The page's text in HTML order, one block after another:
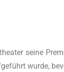
sei­ne
wur­de,